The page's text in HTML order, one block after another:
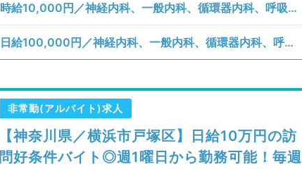
【神奈川県／横浜市戸塚区】月、水曜日／時給10,000円／神経内科、一般内科、循環器内科、呼吸器内科、消化器内科、内分泌・代謝内科、腎臓内科、老年内科、血液内科／一般外来
【神奈川県／横浜市戸塚区】水、木曜日／日給100,000円／神経内科、一般内科、循環器内科、呼吸器内科、消化器内科、内分泌・代謝内科、腎臓内科、老年内科、血液内科、膠原病科／訪問診療（居宅）、訪問診療（施設）
非常勤(アルバイト)求人
【神奈川県／横浜市戸塚区】日給10万円の訪
問好条件バイト◎週1曜日から勤務可能！毎週